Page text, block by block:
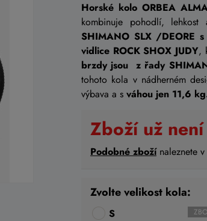
Horské kolo ORBEA
kombinuje pohodlí,
SHIMANO SLX /DEORE
vidlice ROCK SHOX JUDY,
brzdy jsou z řady
tohoto kola v nádherném
výbava a s váhou jen 11,6
Zboží už
Podobné zbožínaleznete
Zvolte velikost kola:
S